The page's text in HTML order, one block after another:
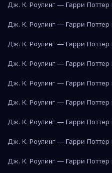
Дж. К. Роулинг — Гарри
Дж. К. Роулинг — Гарри
Дж. К. Роулинг — Гарри
Дж. К. Роулинг — Гарри
Дж. К. Роулинг — Гарри
Дж. К. Роулинг — Гарри
Дж. К. Роулинг — Гарри
Дж. К. Роулинг — Гарри
Дж. К. Роулинг — Гарри